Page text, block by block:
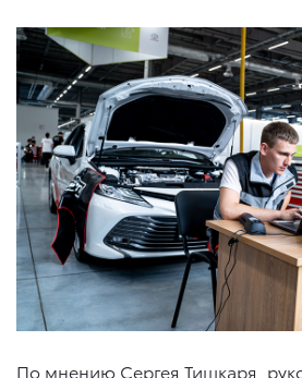
По мнению Сергея Тишкаря,